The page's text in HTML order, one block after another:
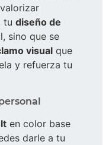
tu diseño de
sino que se
visual que
y refuerza tu
en color base
darle a tu